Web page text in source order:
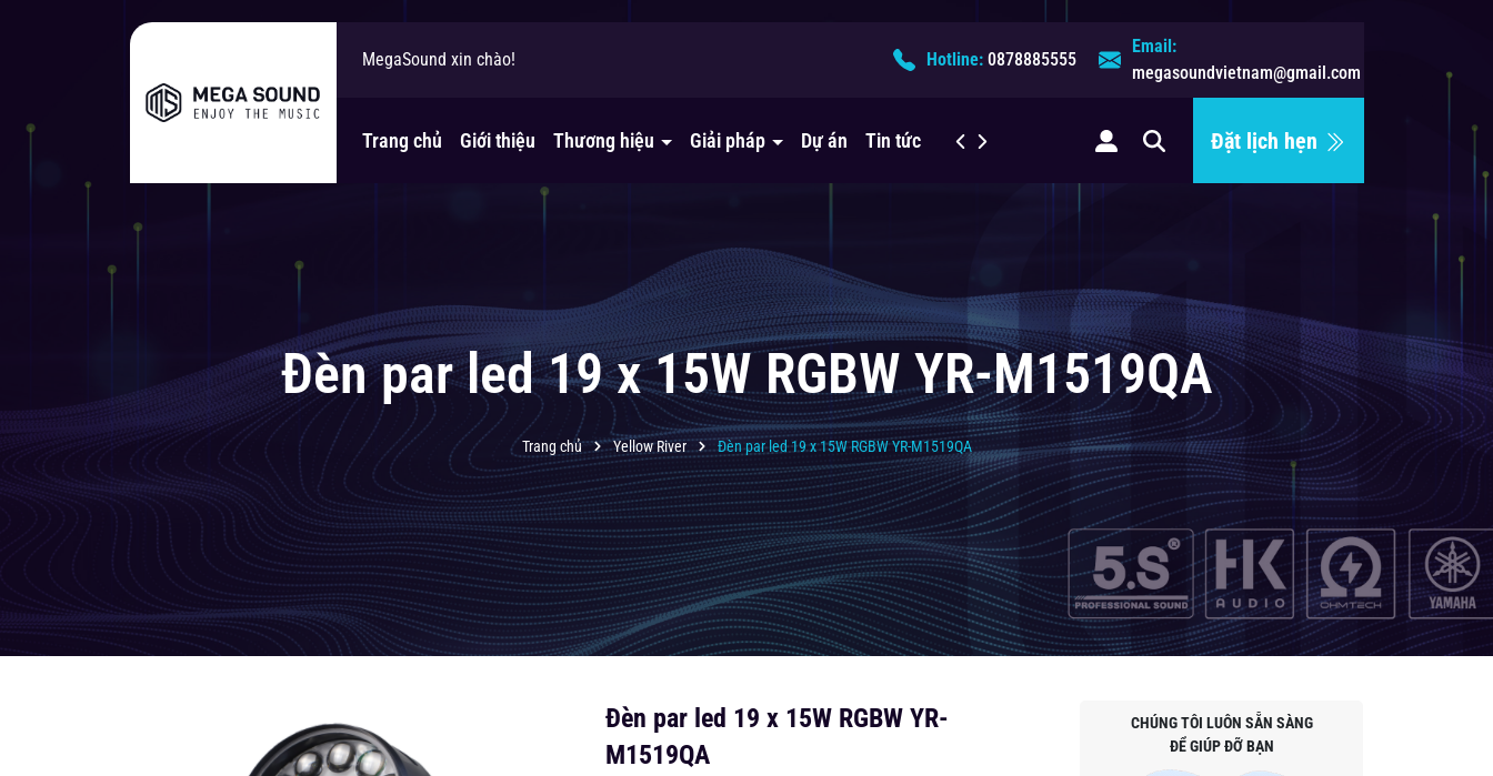
MegaSound xin chào!
Bạn cần tư vấn giải pháp âm thanh? Hotline: 0878885555
Email:
megasoundvietnam@gmail.com
Trang chủ Giới thiệu Thương hiệu Giải pháp Dự án Tin tức Liên hệ Đặt lịch hẹn
Đèn par led 19 x 15W RGBW YR-M1519QA
Trang chủ Yellow River Đèn par led 19 x 15W RGBW YR-M1519QA
Đèn par led 19 x 15W RGBW YR-
M1519QA
CHÚNG TÔI LUÔN SẴN SÀNG
ĐỂ GIÚP ĐỠ BẠN